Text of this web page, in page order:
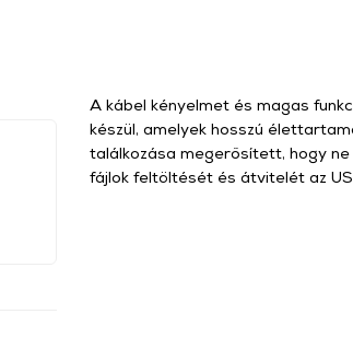
A kábel kényelmet és magas
készül, amelyek hosszú
találkozása megerősített, hogy
fájlok feltöltését és átvitelét az